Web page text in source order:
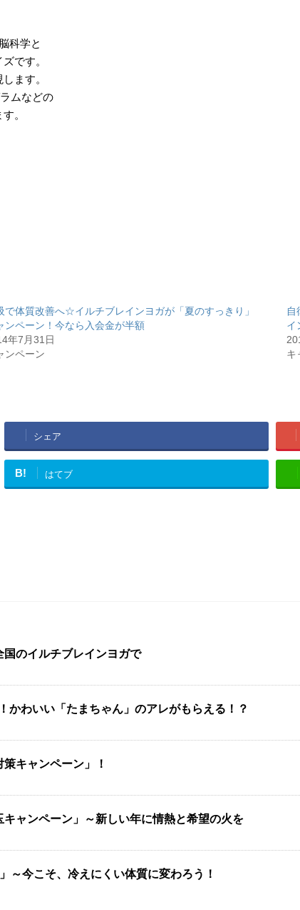
科学と
です。
ます。
ムなどの
。
で体質改善へ☆イルチブレインヨガが「夏のすっきり」
ンペーン！今なら入会金が半額
年7月31日
ンペーン
自
イ
キ
シェア
B! はてブ
国のイルチブレインヨガで
わいい「たまちゃん」のアレがもらえる！？
キャンペーン」！
ャンペーン」～新しい年に情熱と希望の火を
～今こそ、冷えにくい体質に変わろう！